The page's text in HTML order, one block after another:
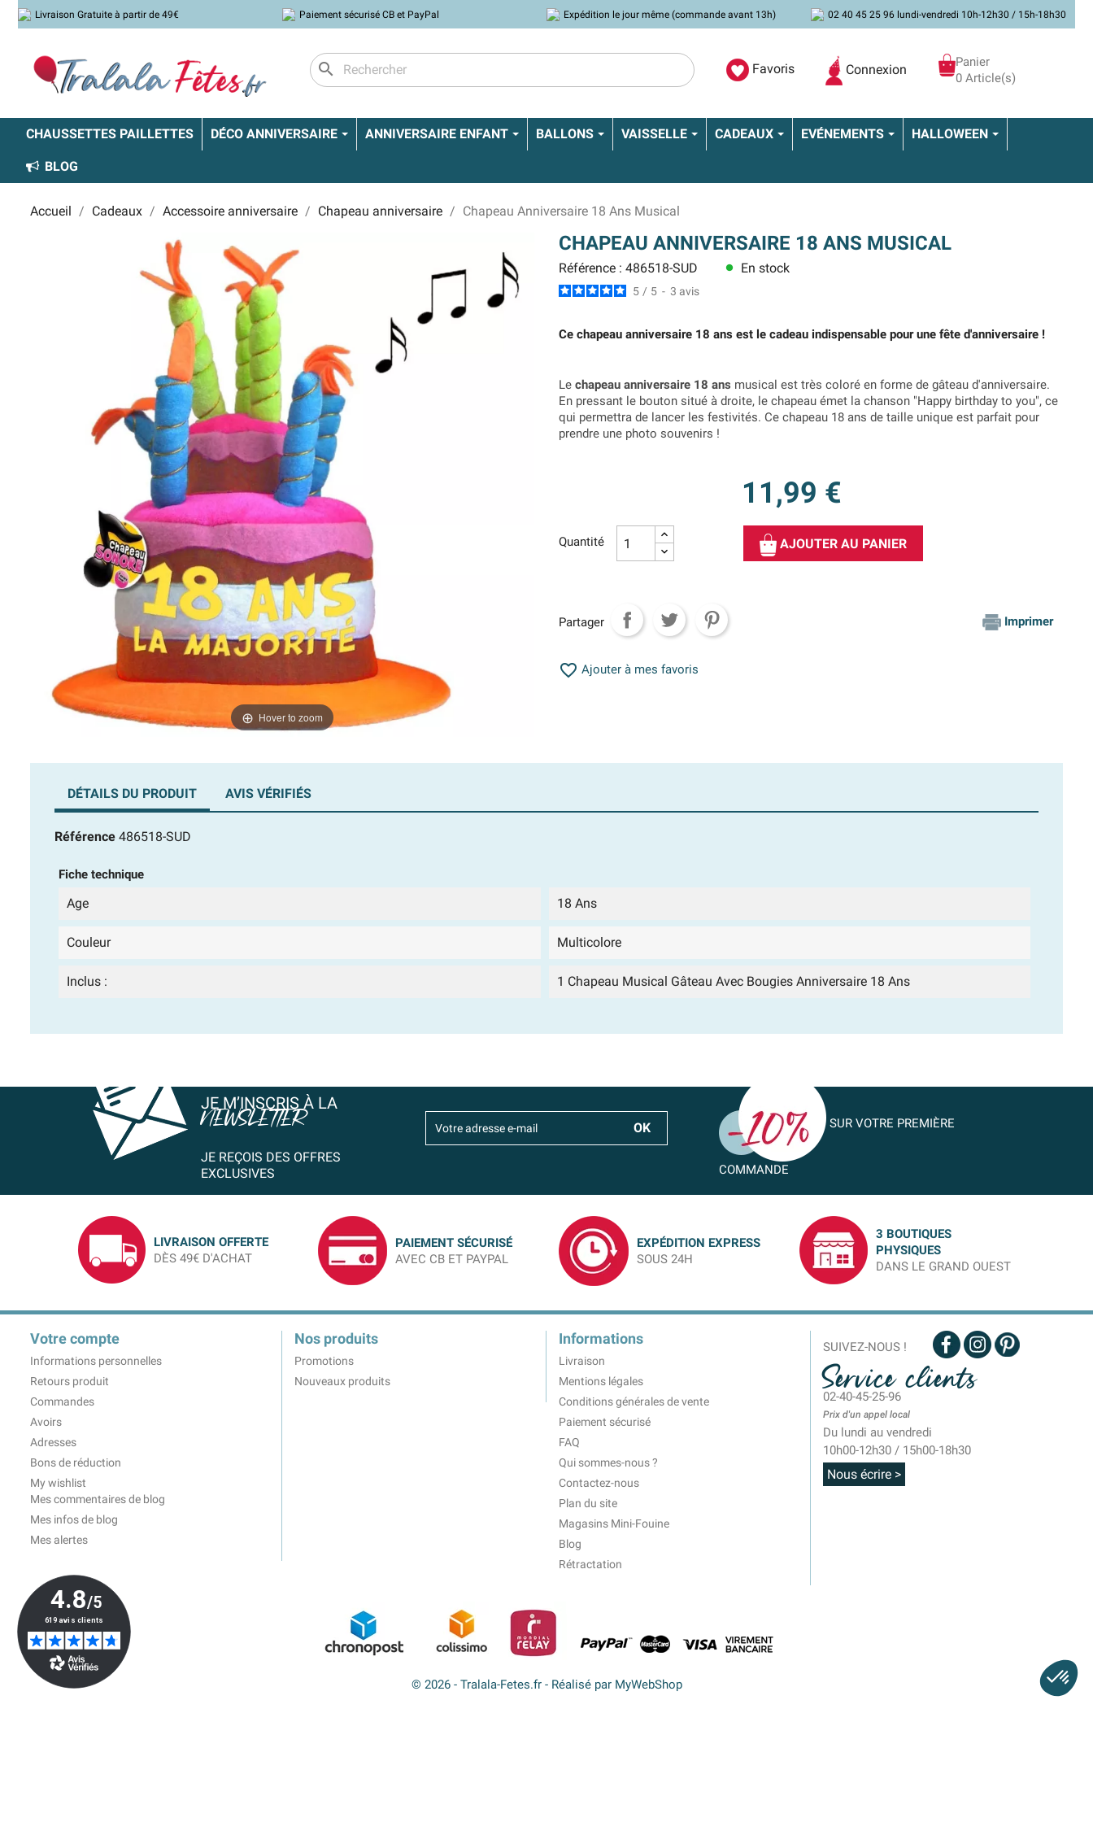
Livraison Gratuite à partir de 49€ Paiement sécurisé CB et PayPal Expédition le jour même (commande avant 13h) 02 40 45 25 96 lundi-vendredi 10h-12h30 / 15h-18h30
search Favoris Connexion
Panier
0 Article(s)
CHAUSSETTES PAILLETTES DÉCO ANNIVERSAIRE ANNIVERSAIRE ENFANT BALLONS VAISSELLE CADEAUX EVÉNEMENTS HALLOWEEN
BLOG
Accueil Cadeaux Accessoire anniversaire Chapeau anniversaire Chapeau Anniversaire 18 Ans Musical
Hover to zoom
CHAPEAU ANNIVERSAIRE 18 ANS MUSICAL
Référence : 486518-SUD lens En stock
5 / 5 - 3 avis
Ce chapeau anniversaire 18 ans est le cadeau indispensable pour une fête d'anniversaire !
Le chapeau anniversaire 18 ans musical est très coloré en forme de gâteau d'anniversaire.
En pressant le bouton situé à droite, le chapeau émet la chanson "Happy birthday to you", ce
qui permettra de lancer les festivités. Ce chapeau 18 ans de taille unique est parfait pour
prendre une photo souvenirs !
11,99 €
Quantité AJOUTER AU PANIER
Partager Imprimer
 Ajouter à mes favoris
DÉTAILS DU PRODUIT AVIS VÉRIFIÉS
Référence 486518-SUD
Fiche technique
Age 18 Ans
Couleur Multicolore
Inclus : 1 Chapeau Musical Gâteau Avec Bougies Anniversaire 18 Ans
JE M’INSCRIS À LA
NEWSLETTER
JE REÇOIS DES OFFRES
EXCLUSIVES
SUR VOTRE PREMIÈRE
COMMANDE
LIVRAISON OFFERTE
DÈS 49€ D'ACHAT
PAIEMENT SÉCURISÉ
AVEC CB ET PAYPAL
EXPÉDITION EXPRESS
SOUS 24H
3 BOUTIQUES
PHYSIQUES
DANS LE GRAND OUEST
Votre compte
Informations personnelles
Retours produit
Commandes
Avoirs
Adresses
Bons de réduction
My wishlist
Mes commentaires de blog
Mes infos de blog
Mes alertes
Nos produits
Promotions
Nouveaux produits
Informations
Livraison
Mentions légales
Conditions générales de vente
Paiement sécurisé
FAQ
Qui sommes-nous ?
Contactez-nous
Plan du site
Magasins Mini-Fouine
Blog
Rétractation
SUIVEZ-NOUS !
Service clients
02-40-45-25-96
Prix d'un appel local
Du lundi au vendredi
10h00-12h30 / 15h00-18h30
Nous écrire >
© 2026 - Tralala-Fetes.fr - Réalisé par MyWebShop